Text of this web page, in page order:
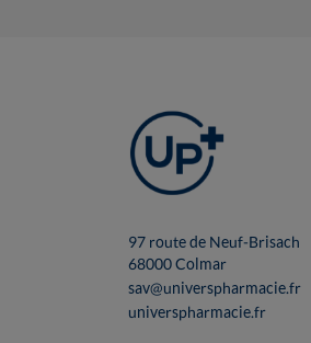
97 route de Neuf-Brisach
68000 Colmar
sav@universpharmacie.fr
universpharmacie.fr